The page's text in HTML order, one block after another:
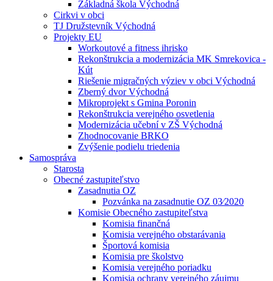
Základná škola Východná
Cirkvi v obci
TJ Družstevník Východná
Projekty EU
Workoutové a fitness ihrisko
Rekonštrukcia a modernizácia MK Smrekovica -
Kút
Riešenie migračných výziev v obci Východná
Zberný dvor Východná
Mikroprojekt s Gmina Poronin
Rekonštrukcia verejného osvetlenia
Modernizácia učební v ZŠ Východná
Zhodnocovanie BRKO
Zvýšenie podielu triedenia
Samospráva
Starosta
Obecné zastupiteľstvo
Zasadnutia OZ
Pozvánka na zasadnutie OZ 03⁄2020
Komisie Obecného zastupiteľstva
Komisia finančná
Komisia verejného obstarávania
Športová komisia
Komisia pre školstvo
Komisia verejného poriadku
Komisia ochrany verejného záujmu